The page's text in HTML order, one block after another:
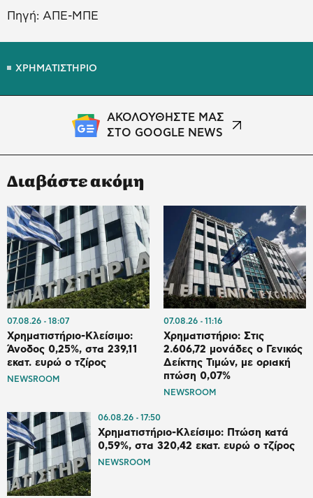
Πηγή: ΑΠΕ-ΜΠΕ
ΧΡΗΜΑΤΙΣΤΗΡΙΟ
ΑΚΟΛΟΥΘΗΣΤΕ ΜΑΣ
ΣΤΟ GOOGLE NEWS
Διαβάστε ακόμη
07.08.26 18:07
Χρηματιστήριο-Κλείσιμο:
Άνοδος 0,25%, στα 239,11
εκατ. ευρώ ο τζίρος
NEWSROOM
07.08.26 11:16
Χρηματιστήριο: Στις
2.606,72 μονάδες ο Γενικός
Δείκτης Τιμών, με οριακή
πτώση 0,07%
NEWSROOM
06.08.26 17:50
Χρηματιστήριο-Κλείσιμο: Πτώση κατά
0,59%, στα 320,42 εκατ. ευρώ ο τζίρος
NEWSROOM